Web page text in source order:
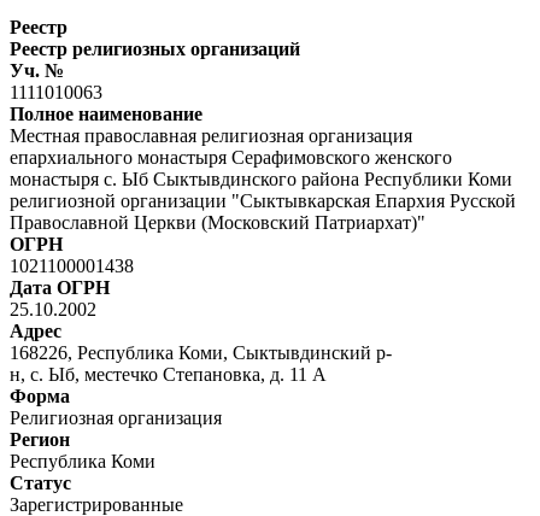
Реестр
Реестр религиозных организаций
Уч. №
1111010063
Полное наименование
Местная православная религиозная организация
епархиального монастыря Серафимовского женского
монастыря с. Ыб Сыктывдинского района Республики Коми
религиозной организации "Сыктывкарская Епархия Русской
Православной Церкви (Московский Патриархат)"
ОГРН
1021100001438
Дата ОГРН
25.10.2002
Адрес
168226, Республика Коми, Сыктывдинский р-
н, с. Ыб, местечко Степановка, д. 11 А
Форма
Религиозная организация
Регион
Республика Коми
Статус
Зарегистрированные